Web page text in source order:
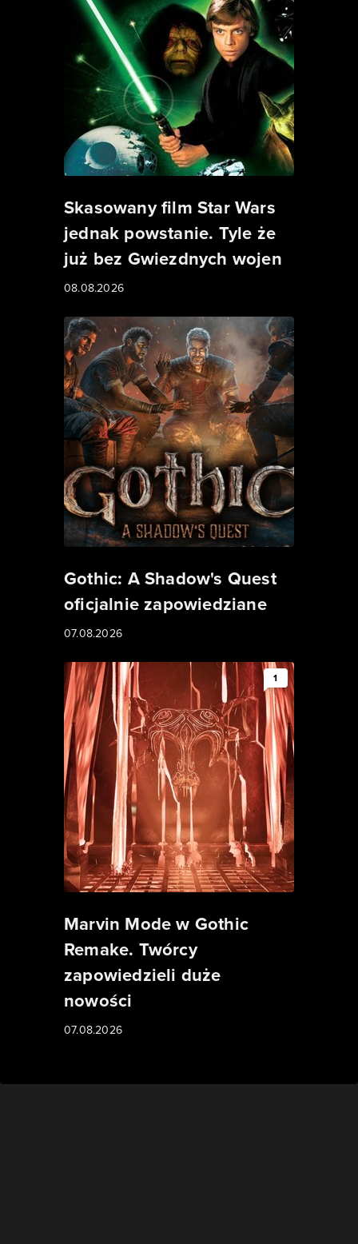
Skasowany film Star Wars
jednak powstanie. Tyle że
już bez Gwiezdnych wojen
08.08.2026
Gothic: A Shadow's Quest
oficjalnie zapowiedziane
07.08.2026
1
Marvin Mode w Gothic
Remake. Twórcy
zapowiedzieli duże
nowości
07.08.2026